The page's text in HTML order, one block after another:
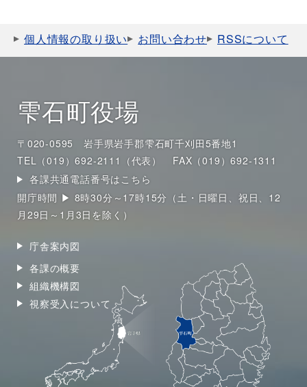
個人情報の取り扱い お問い合わせ RSSについて
雫石町役場
〒020-0595 岩手県岩手郡雫石町千刈田5番地1
TEL（019）692-2111（代表）
FAX（019）692-1311
各課共通電話番号はこちら
開庁時間 ▶ 8時30分～17時15分（土・日曜日、祝日、12
月29日～1月3日を除く）
庁舎案内図
各課の概要
組織機構図
視察受入について